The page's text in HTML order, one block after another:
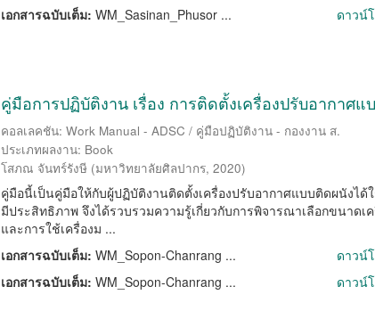
เอกสารฉบับเต็ม: WM_Sasinan_Phusor ... ดาวน์
คู่มือการปฏิบัติงาน เรื่อง การติดตั้งเครื่องปรับอากาศแ
คอลเลคชัน: Work Manual - ADSC / คู่มือปฏิบัติงาน - กองงาน ส.
ประเภทผลงาน: Book
โสภณ จันทร์รังษี (มหาวิทยาลัยศิลปากร, 2020)
คู่มือนี้เป็นคู่มือให้กับผู้ปฏิบัติงานติดตั้งเครื่องปรับอากาศแบบติดผนังได้
มีประสิทธิภาพ จึงได้รวบรวมความรู้เกี่ยวกับการพิจารณาเลือกขนาด
และการใช้เครื่องม ...
เอกสารฉบับเต็ม: WM_Sopon-Chanrang ...
ดาวน์
เอกสารฉบับเต็ม: WM_Sopon-Chanrang ... ดาวน์